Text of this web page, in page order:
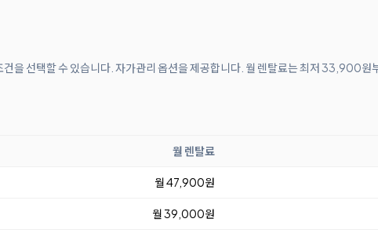
을 선택할 수 있습니다. 자가관리 옵션을 제공합니다. 월 렌탈료는 최저 33,900원
월 렌탈료
월 47,900원
월 39,000원